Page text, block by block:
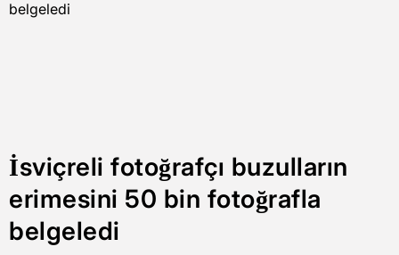
İsviçreli fotoğrafçı buzulların
erimesini 50 bin fotoğrafla
belgeledi